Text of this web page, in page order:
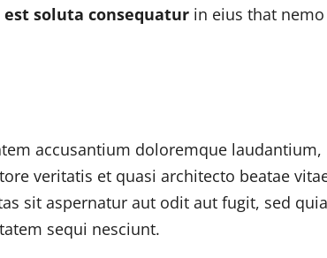
soluta consequatur in eius that nemo
accusantium doloremque laudantium,
veritatis et quasi architecto beatae
sit aspernatur aut odit aut fugit, sed quia
sequi nesciunt.